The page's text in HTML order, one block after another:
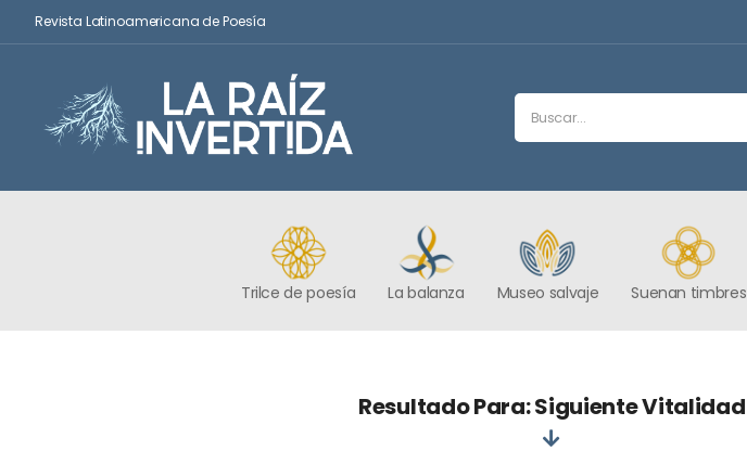
Revista Latinoamericana de Poesía
Trilce de poesía La balanza Museo salvaje Suenan timbres
Resultado Para: Siguiente Vitalidad